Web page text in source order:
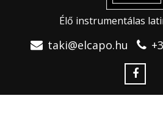
Élő instrumentálas
taki@elcapo.hu